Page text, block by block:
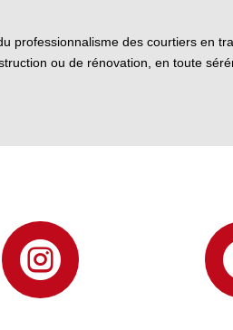
professionnalisme des courtiers en
ou de rénovation, en toute
